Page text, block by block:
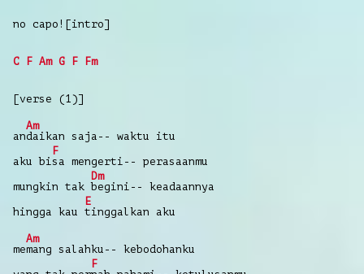
no capo![intro]
C F Am G F Fm
[verse (1)]
an
Am
daikan saja-- waktu itu
aku bi
F
sa mengerti-- perasaanmu
mungkin tak
Dm
begini-- keadaannya
hingga kau
E
tinggalkan aku
me
Am
mang salahku-- kebodohanku
F